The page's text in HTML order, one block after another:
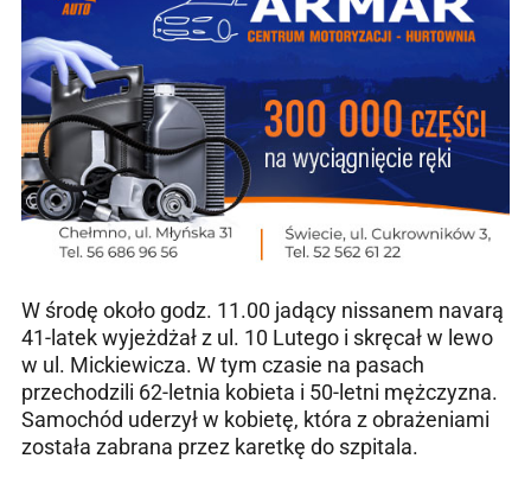
W środę około godz. 11.00 jadący nissanem navarą
41-latek wyjeżdżał z ul. 10 Lutego i skręcał w lewo
w ul. Mickiewicza. W tym czasie na pasach
przechodzili 62-letnia kobieta i 50-letni mężczyzna.
Samochód uderzył w kobietę, która z obrażeniami
została zabrana przez karetkę do szpitala.